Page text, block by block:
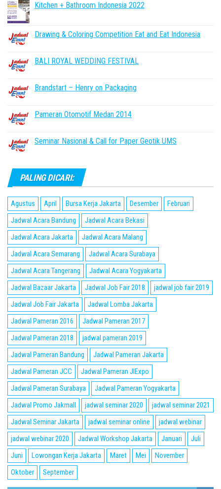
Kitchen + Bathroom Indonesia 2022
Drawing & Coloring Competition Eat and Eat Indonesia
BALI ROYAL WEDDING FESTIVAL
Brandstart – Henry on Packaging
Pameran Otomotif Medan 2014
Seminar Nasional & Call for Paper Geotik UMS
PALING DICARI:
Agustus April Bursa Kerja Jakarta Desember
Februari
Jadwal Acara Bandung
Jadwal Acara Bekasi
Jadwal Acara Jakarta
Jadwal Acara Malang
Jadwal Acara Semarang
Jadwal Acara Surabaya
Jadwal Acara Tangerang
Jadwal Acara Yogyakarta
Jadwal Bazaar Jakarta
Jadwal Job Fair 2018
jadwal job fair 2019
Jadwal Job Fair Jakarta
Jadwal Lomba Jakarta
Jadwal Pameran 2016
Jadwal Pameran 2017
Jadwal Pameran 2018
jadwal pameran 2019
Jadwal Pameran Bandung
Jadwal Pameran Jakarta
Jadwal Pameran JCC
Jadwal Pameran JIExpo
Jadwal Pameran Surabaya
Jadwal Pameran Yogyakarta
Jadwal Promo Jakmall
jadwal seminar 2020
jadwal seminar 2021
Jadwal Seminar Jakarta
jadwal seminar online
jadwal webinar
jadwal webinar 2020
Jadwal Workshop Jakarta Januari
Juli
Juni
Lowongan Kerja Jakarta Maret Mei
November
Oktober
September